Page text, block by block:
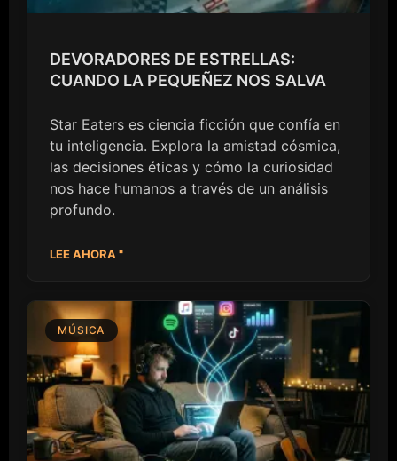
DEVORADORES DE ESTRELLAS:
CUANDO LA PEQUEÑEZ NOS SALVA
Star Eaters es ciencia ficción que confía en
tu inteligencia. Explora la amistad cósmica,
las decisiones éticas y cómo la curiosidad
nos hace humanos a través de un análisis
profundo.
LEE AHORA "
MÚSICA